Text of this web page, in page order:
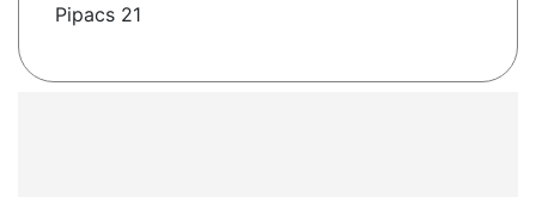
Pipacs 21